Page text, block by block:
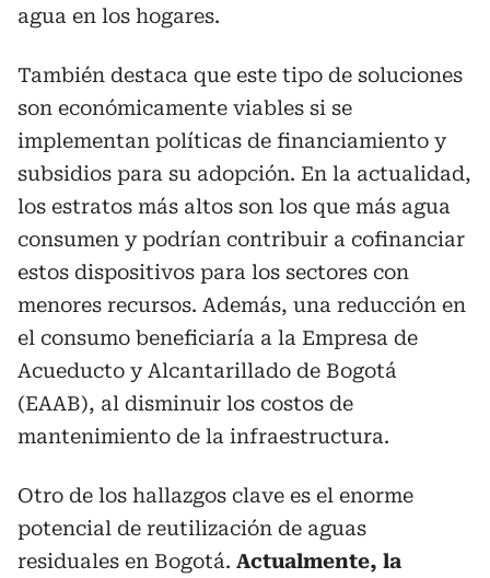
agua en los hogares.
También destaca que este tipo de soluciones
son económicamente viables si se
implementan políticas de financiamiento y
subsidios para su adopción. En la actualidad,
los estratos más altos son los que más agua
consumen y podrían contribuir a cofinanciar
estos dispositivos para los sectores con
menores recursos. Además, una reducción en
el consumo beneficiaría a la Empresa de
Acueducto y Alcantarillado de Bogotá
(EAAB), al disminuir los costos de
mantenimiento de la infraestructura.
Otro de los hallazgos clave es el enorme
potencial de reutilización de aguas
residuales en Bogotá. Actualmente, la